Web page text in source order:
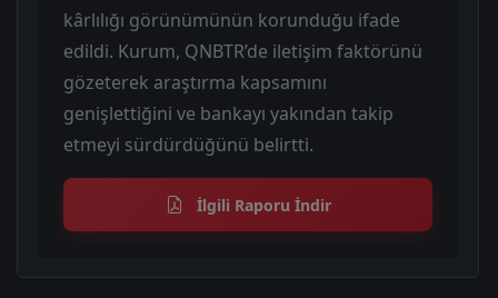
kârlılığı görünümünün korunduğu ifade
edildi. Kurum, QNBTR’de iletişim faktörünü
gözeterek araştırma kapsamını
genişlettiğini ve bankayı yakından takip
etmeyi sürdürdüğünü belirtti.
İlgili Raporu İndir